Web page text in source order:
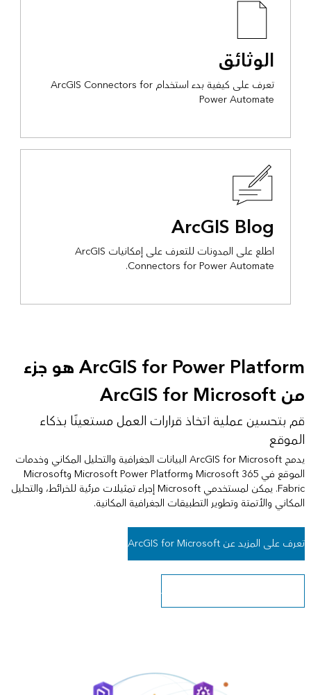
الوثائق
تعرف على كيفية بدء استخدام ArcGIS Connectors for
Power Automate
ArcGIS Blog
اطلع على المدونات للتعرف على إمكانيات ArcGIS
Connectors for Power Automate.
ArcGIS for Power Platform هو جزء
من ArcGIS for Microsoft
قم بتحسين عملية اتخاذ قرارات العمل مستعينًا بذكاء
الموقع
يدمج ArcGIS for Microsoft البيانات الجغرافية والتحليل المكاني وخدمات
الموقع في Microsoft 365 وMicrosoft Power Platform وMicrosoft
Fabric. يمكن لمستخدمي Microsoft إجراء تمثيلات مرئية للخرائط، والتحليل
المكاني والأتمتة وتطوير التطبيقات الجغرافية المكانية.
تعرف على المزيد عن ArcGIS for Microsoft